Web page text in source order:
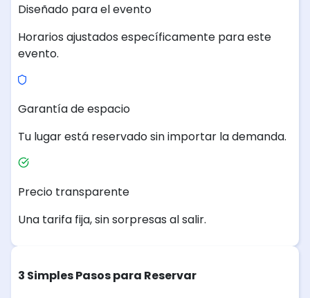
Diseñado para el evento
Horarios ajustados específicamente para este
evento.
Garantía de espacio
Tu lugar está reservado sin importar la demanda.
Precio transparente
Una tarifa fija, sin sorpresas al salir.
3 Simples Pasos para Reservar